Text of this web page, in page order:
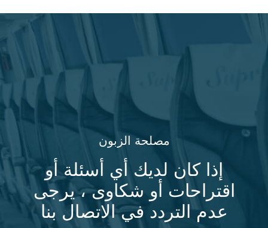
مصلحة الزبون
إذا كان لديك أي أسئلة أو
اقتراحات أو شكاوى ، يرجى
عدم التردد في الاتصال بنا